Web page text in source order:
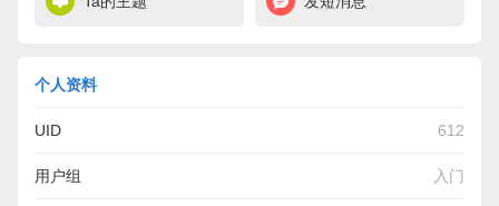
个人资料
UID 612
用户组 入门